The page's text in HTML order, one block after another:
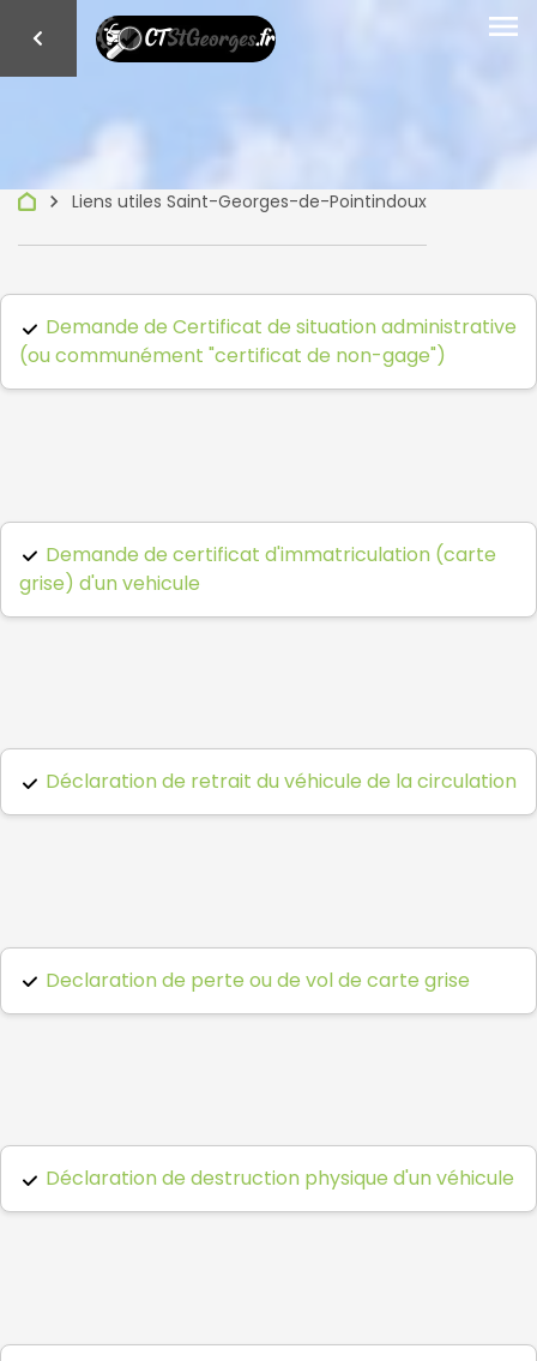
menu
keyboard_arrow_right Liens utiles Saint-Georges-de-Pointindoux
Demande de Certificat de situation administrative
(ou communément "certificat de non-gage")
Demande de certificat d'immatriculation (carte
grise) d'un vehicule
Déclaration de retrait du véhicule de la circulation
Declaration de perte ou de vol de carte grise
Déclaration de destruction physique d'un véhicule